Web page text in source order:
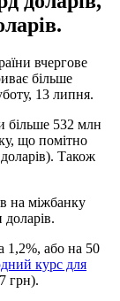
вчергове
більше
13 липня.
більше 532 млн
що помітно
Також
на міжбанку
1,2%, або на 50
курс для
грн).